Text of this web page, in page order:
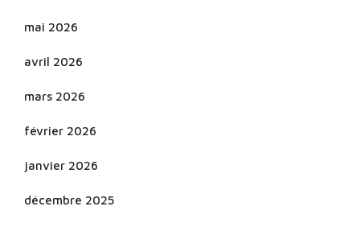
mai 2026
avril 2026
mars 2026
février 2026
janvier 2026
décembre 2025